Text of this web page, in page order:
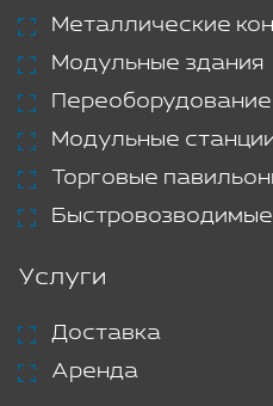
Металлические
Модульные здания
Модульные
Торговые
Услуги
Доставка
Аренда